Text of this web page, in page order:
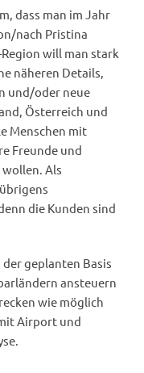
dass man im Jahr
nach Pristina
will man stark
näheren Details,
und/oder neue
Österreich und
Menschen mit
Freunde und
Als
die Kunden sind
der geplanten Basis
ansteuern
wie möglich
Airport und